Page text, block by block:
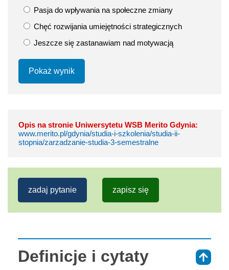
Pasja do wpływania na społeczne zmiany
Chęć rozwijania umiejętności strategicznych
Jeszcze się zastanawiam nad motywacją
Pokaż wynik
Opis na stronie Uniwersytetu WSB Merito Gdynia:
www.merito.pl/gdynia/studia-i-szkolenia/studia-ii-
stopnia/zarzadzanie-studia-3-semestralne
zadaj pytanie zapisz się
Definicje i cytaty